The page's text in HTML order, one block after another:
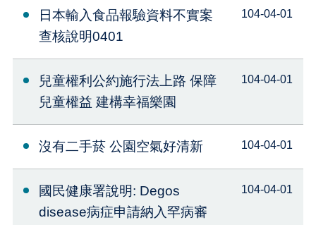
日本輸入食品報驗資料不實案
查核說明0401
104-04-01
兒童權利公約施行法上路 保障
兒童權益 建構幸福樂園
104-04-01
沒有二手菸 公園空氣好清新 104-04-01
國民健康署說明: Degos
disease病症申請納入罕病審
104-04-01